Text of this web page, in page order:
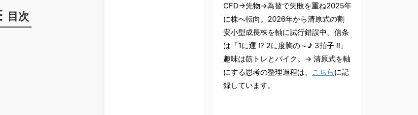
目次
CFD→先物→為替で失敗を重ね2025年
に株へ転向。2026年から清原式の割
安小型成長株を軸に試行錯誤中。信条
は「1に運 !? 2に度胸の～♪ 3拍子 !!」
趣味は筋トレとバイク。→ 清原式を軸
にする思考の整理過程は、
こちらに記
録しています。